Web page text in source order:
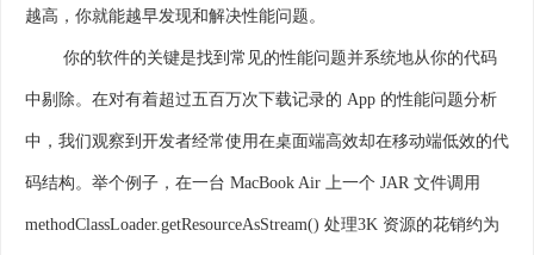
越高，你就能越早发现和解决性能问题。
你的软件的关键是找到常见的性能问题并系统地从你的代码
中剔除。在对有着超过五百万次下载记录的 App 的性能问题分析
中，我们观察到开发者经常使用在桌面端高效却在移动端低效的代
码结构。举个例子，在一台 MacBook Air 上一个 JAR 文件调用
methodClassLoader.getResourceAsStream() 处理3K 资源的花销约为